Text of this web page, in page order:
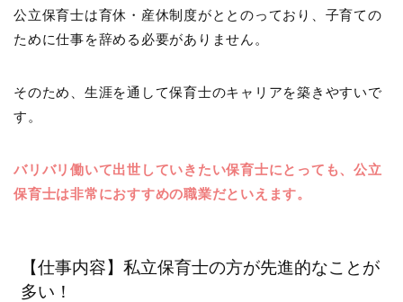
公立保育士は育休・産休制度がととのっており、子育ての
ために仕事を辞める必要がありません。
そのため、生涯を通して保育士のキャリアを築きやすいで
す。
バリバリ働いて出世していきたい保育士にとっても、公立
保育士は非常におすすめの職業だといえます。
【仕事内容】私立保育士の方が先進的なことが
多い！